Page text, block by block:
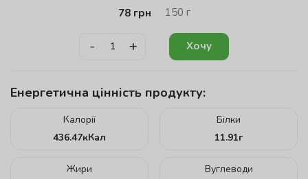
78грн 150 г
- + Хочу
Енергетична цінність продукту:
Калорії
436.47кКал
Білки
11.91г
Жири
Вуглеводи